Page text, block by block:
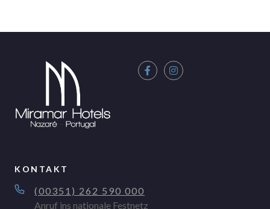
KONTAKT
(00351) 262 590 000
Anruf ins nationale Festnetz